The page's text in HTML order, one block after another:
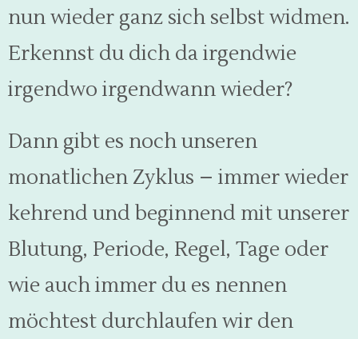
nun wieder ganz sich selbst widmen.
Erkennst du dich da irgendwie
irgendwo irgendwann wieder?
Dann gibt es noch unseren
monatlichen Zyklus – immer wieder
kehrend und beginnend mit unserer
Blutung, Periode, Regel, Tage oder
wie auch immer du es nennen
möchtest durchlaufen wir den